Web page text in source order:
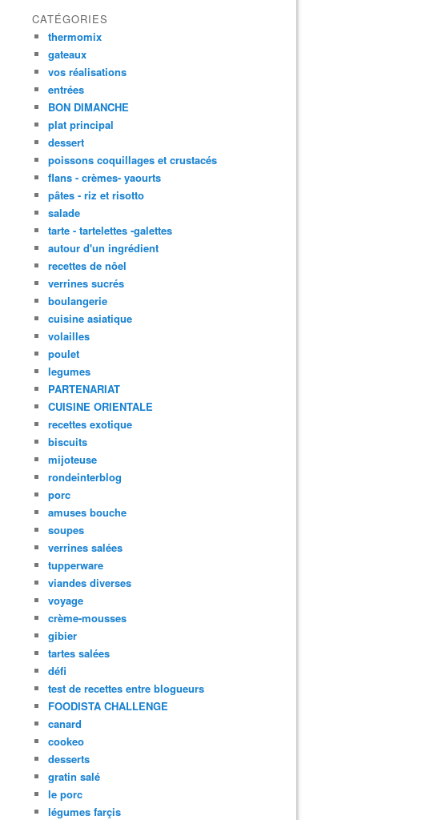
CATÉGORIES
thermomix
gateaux
vos réalisations
entrées
BON DIMANCHE
plat principal
dessert
poissons coquillages et crustacés
flans - crèmes- yaourts
pâtes - riz et risotto
salade
tarte - tartelettes -galettes
autour d'un ingrédient
recettes de nôel
verrines sucrés
boulangerie
cuisine asiatique
volailles
poulet
legumes
PARTENARIAT
CUISINE ORIENTALE
recettes exotique
biscuits
mijoteuse
rondeinterblog
porc
amuses bouche
soupes
verrines salées
tupperware
viandes diverses
voyage
crème-mousses
gibier
tartes salées
défi
test de recettes entre blogueurs
FOODISTA CHALLENGE
canard
cookeo
desserts
gratin salé
le porc
légumes farçis